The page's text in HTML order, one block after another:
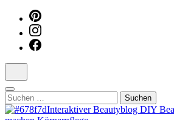
Suchen
nach: